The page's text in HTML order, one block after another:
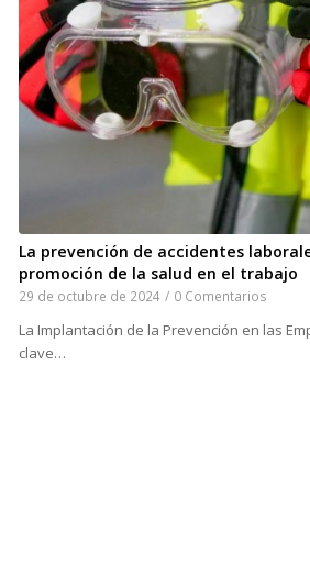
La prevención de accidentes
promoción de la salud en el trabajo
29 de octubre de 2024 / 0 Comentarios
La Implantación de la Prevención en las
clave…